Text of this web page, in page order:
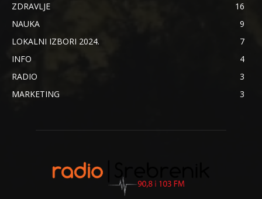
ZDRAVLJE
16
NAUKA
9
LOKALNI IZBORI 2024.
7
INFO
4
RADIO
3
MARKETING
3